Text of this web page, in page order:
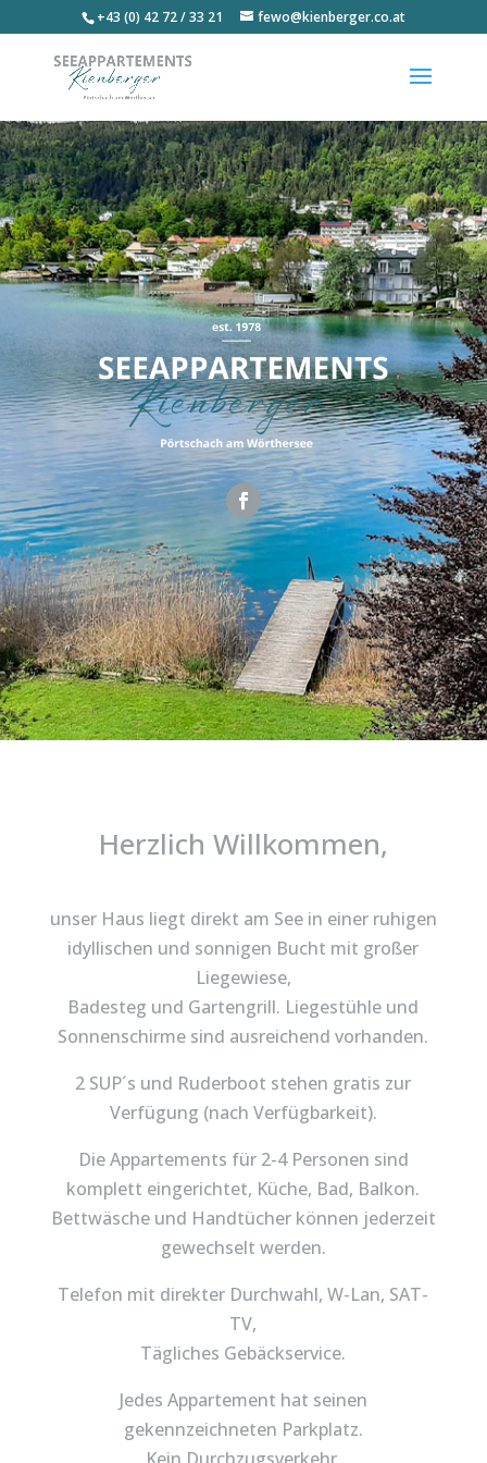
+43 (0) 42 72 / 33 21 fewo@kienberger.co.at
Herzlich Willkommen,
unser Haus liegt direkt am See in einer ruhigen
idyllischen und sonnigen Bucht mit großer
Liegewiese,
Badesteg und Gartengrill. Liegestühle und
Sonnenschirme sind ausreichend vorhanden.
2 SUP´s und Ruderboot stehen gratis zur
Verfügung (nach Verfügbarkeit).
Die Appartements für 2-4 Personen sind
komplett eingerichtet, Küche, Bad, Balkon.
Bettwäsche und Handtücher können jederzeit
gewechselt werden.
Telefon mit direkter Durchwahl, W-Lan, SAT-
TV,
Tägliches Gebäckservice.
Jedes Appartement hat seinen
gekennzeichneten Parkplatz.